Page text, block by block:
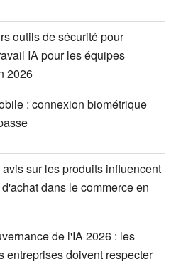
outils de sécurité pour
IA pour les équipes
2026
: connexion biométrique
sur les produits influencent
dans le commerce en
de l'IA 2026 : les
entreprises doivent respecter